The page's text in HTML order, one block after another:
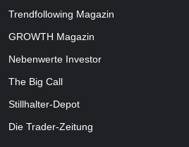
Trendfollowing Magazin
GROWTH Magazin
Nebenwerte Investor
The Big Call
Stillhalter-Depot
Die Trader-Zeitung